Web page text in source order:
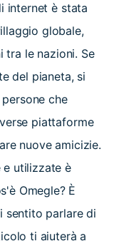
internet è stata
globale,
tra le nazioni. Se
del pianeta, si
che
piattaforme
nuove amicizie.
e utilizzate è
Omegle? È
sentito parlare di
ti aiuterà a